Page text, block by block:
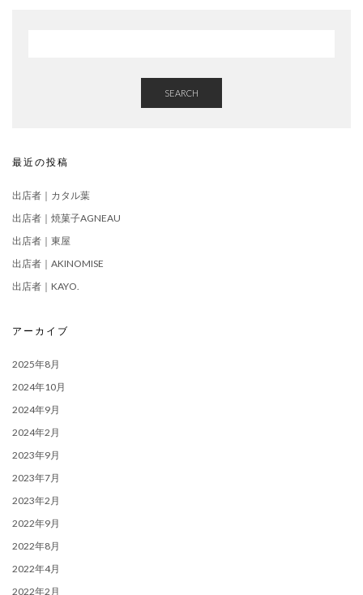
SEARCH
最近の投稿
出店者｜カタル葉
出店者｜焼菓子AGNEAU
出店者｜東屋
出店者｜AKINOMISE
出店者｜KAYO.
アーカイブ
2025年8月
2024年10月
2024年9月
2024年2月
2023年9月
2023年7月
2023年2月
2022年9月
2022年8月
2022年4月
2022年2月